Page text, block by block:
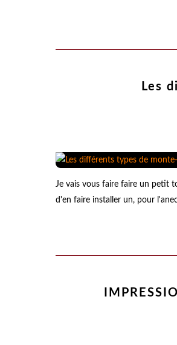
Les
Je vais vous faire faire un petit
d'en faire installer un, pour